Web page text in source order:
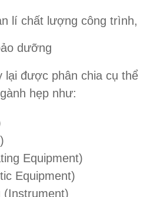
lí chất lượng công trình,
dưỡng
lại được phân chia cụ thể
hẹp như:
Equipment)
Equipment)